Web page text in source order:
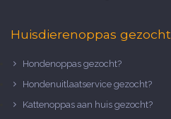
Huisdierenoppas gezocht
Hondenoppas gezocht?
Hondenuitlaatservice gezocht?
Kattenoppas aan huis gezocht?